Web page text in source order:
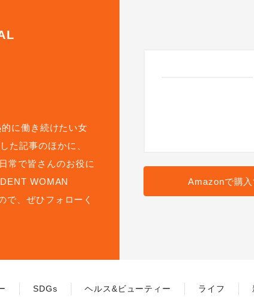
に働き続けたい女
た記事のほかに、
常で皆さんのお役に
WOMAN
で、ぜひフォローく
Amazonで購入
SDGs ヘルス&ビューティー ライフ